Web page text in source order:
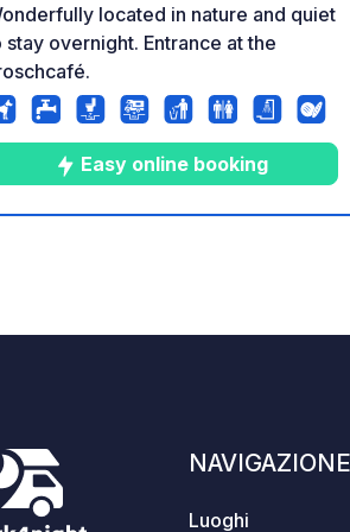
located in nature and quiet
stay overnight. Entrance at the
Easy online booking
NAVIGAZIONE
Luoghi